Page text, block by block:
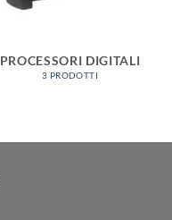
PROCESSORI DIGITALI
3 PRODOTTI